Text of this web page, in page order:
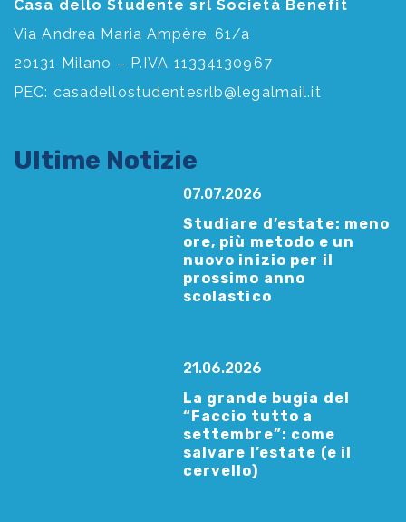
Casa dello Studente srl Società Benefit
Via Andrea Maria Ampère, 61/a
20131 Milano – P.IVA 11334130967
PEC: casadellostudentesrlb@legalmail.it
Ultime Notizie
07.07.2026
Studiare d’estate: meno
ore, più metodo e un
nuovo inizio per il
prossimo anno
scolastico
21.06.2026
La grande bugia del
“Faccio tutto a
settembre”: come
salvare l’estate (e il
cervello)